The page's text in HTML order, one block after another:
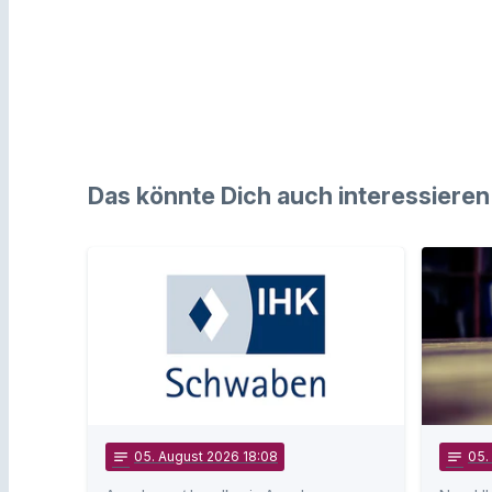
Das könnte Dich auch interessieren
notes 05. August 2026 18:08 notes 05